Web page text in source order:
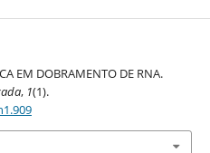
EM DOBRAMENTO DE RNA.
, 1(1).